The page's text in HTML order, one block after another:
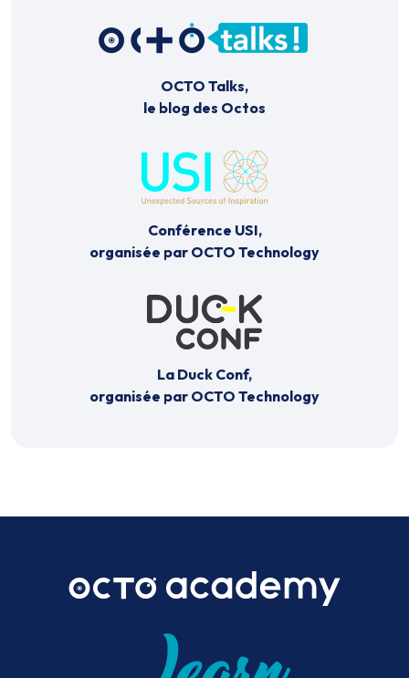
OCTO Talks,
le blog des Octos
Conférence USI,
organisée par OCTO Technology
La Duck Conf,
organisée par OCTO Technology